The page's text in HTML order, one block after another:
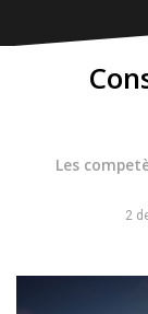
Les
2